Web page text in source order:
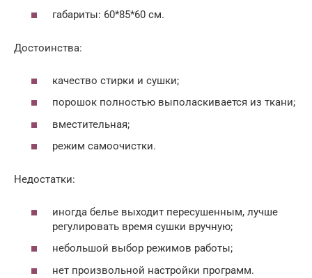
габариты: 60*85*60 см.
Достоинства:
качество стирки и сушки;
порошок полностью выполаскивается из ткани;
вместительная;
режим самоочистки.
Недостатки:
иногда белье выходит пересушенным, лучше
регулировать время сушки вручную;
небольшой выбор режимов работы;
нет произвольной настройки программ.